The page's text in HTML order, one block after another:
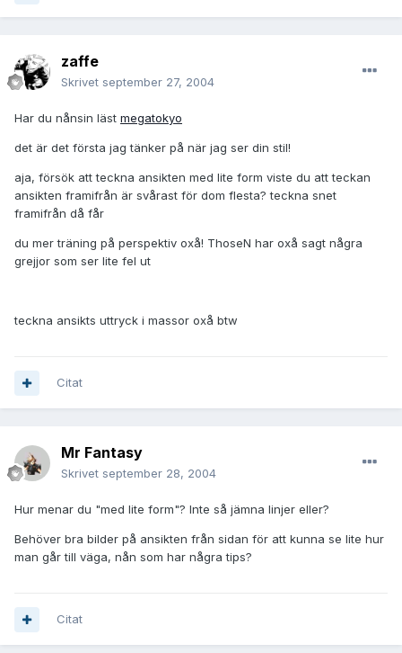
zaffe
Skrivet september 27, 2004
Har du nånsin läst megatokyo
det är det första jag tänker på när jag ser din stil!
aja, försök att teckna ansikten med lite form viste du att teckan
ansikten framifrån är svårast för dom flesta? teckna snet
framifrån då får
du mer träning på perspektiv oxå! ThoseN har oxå sagt några
grejjor som ser lite fel ut
teckna ansikts uttryck i massor oxå btw
Citat
Mr Fantasy
Skrivet september 28, 2004
Hur menar du "med lite form"? Inte så jämna linjer eller?
Behöver bra bilder på ansikten från sidan för att kunna se lite hur
man går till väga, nån som har några tips?
Citat